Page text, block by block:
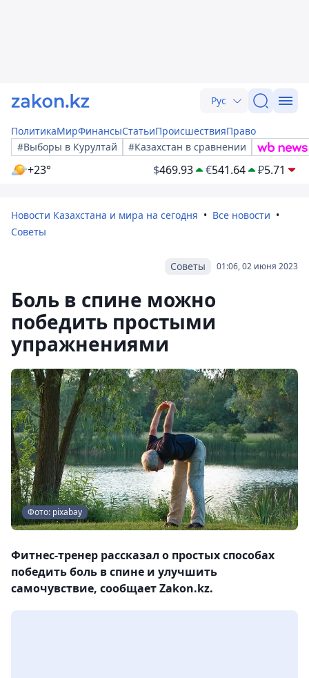
Рус
ПолитикаМирФинансыСтатьиПроисшествияПраво
#Выборы в Курултай
#Казахстан в сравнении
+23° $469.93 €541.64 ₽5.71
Новости Казахстана и мира на сегодня
Все новости
Советы
01:06, 02 июня 2023
Советы
Боль в спине можно
победить простыми
упражнениями
Фото: pixabay
Фитнес-тренер рассказал о простых способах
победить боль в спине и улучшить
самочувствие, сообщает Zakon.kz.